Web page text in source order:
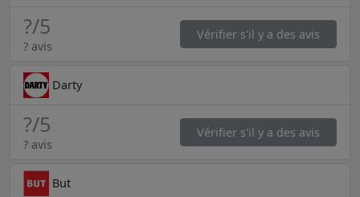
?/5
? avis
Vérifier s'il y a des avis
Darty
?/5
? avis
Vérifier s'il y a des avis
But